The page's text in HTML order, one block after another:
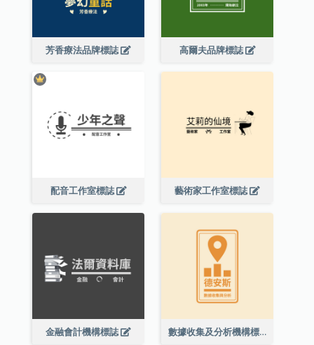
芳香療法品牌標誌 高爾夫品牌標誌
配音工作室標誌 藝術家工作室標誌
金融會計機構標誌 數據收集及分析機構標誌